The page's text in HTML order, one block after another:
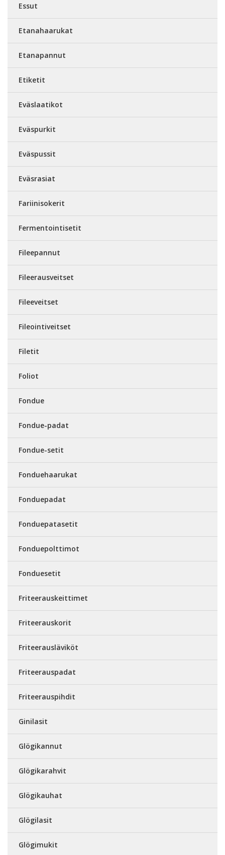
Essut
Etanahaarukat
Etanapannut
Etiketit
Eväslaatikot
Eväspurkit
Eväspussit
Eväsrasiat
Fariinisokerit
Fermentointisetit
Fileepannut
Fileerausveitset
Fileeveitset
Fileointiveitset
Filetit
Foliot
Fondue
Fondue-padat
Fondue-setit
Fonduehaarukat
Fonduepadat
Fonduepatasetit
Fonduepolttimot
Fonduesetit
Friteerauskeittimet
Friteerauskorit
Friteerausläviköt
Friteerauspadat
Friteerauspihdit
Ginilasit
Glögikannut
Glögikarahvit
Glögikauhat
Glögilasit
Glögimukit